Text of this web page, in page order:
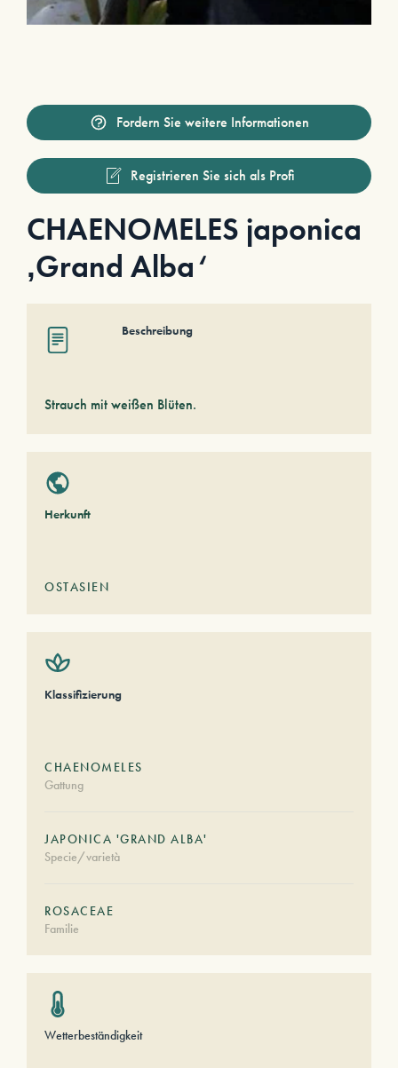
Fordern Sie weitere Informationen
Registrieren Sie sich als Profi
CHAENOMELES japonica
‚Grand Alba‘
Beschreibung
Strauch mit weißen Blüten.
Herkunft
OSTASIEN
Klassifizierung
CHAENOMELES
Gattung
JAPONICA 'GRAND ALBA'
Specie/varietà
ROSACEAE
Familie
Wetterbeständigkeit